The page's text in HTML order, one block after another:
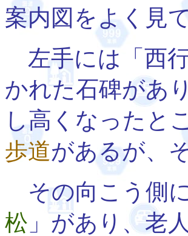
案内図をよく見
左手には「西
かれた石碑があ
し高くなったと
歩道があるが、
その向こう側
松 」があり、老